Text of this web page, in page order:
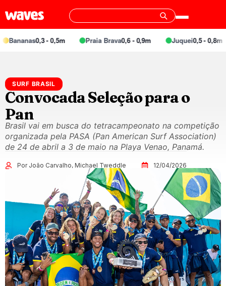
0,3 - 0,5m Praia Brava0,6 - 0,9m Juquei0,5 - 0,8m
SURF BRASIL
Convocada Seleção para o
Pan
Brasil vai em busca do tetracampeonato na competição
organizada pela PASA (Pan American Surf Association)
de 24 de abril a 3 de maio na Playa Venao, Panamá.
Por João Carvalho, Michael Tweddle 12/04/2026